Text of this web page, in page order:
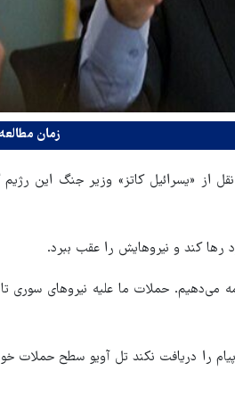
زمان مطالعه: ۱
رژیم صهیونیستی به نقل از «یسرائیل کاتز» وزیر جنگ
رها کند و نیروهایش را عقب ببرد.
می‌دهیم. حملات ما علیه نیروهای سوری
را دریافت نکند تل آویو سطح حملات